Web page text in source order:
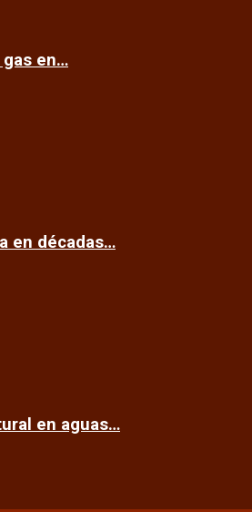
gas en…
en décadas…
en aguas…